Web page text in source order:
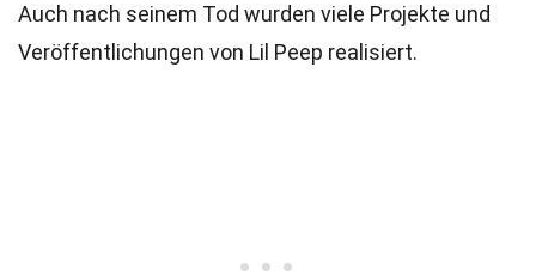
Auch nach seinem Tod wurden viele Projekte und
Veröffentlichungen von Lil Peep realisiert.